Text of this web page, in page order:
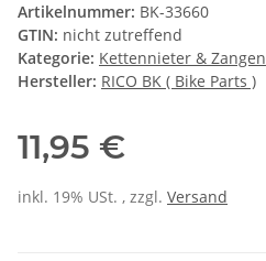
Artikelnummer: BK-33660
GTIN: nicht zutreffend
Kategorie: Kettennieter & Zangen
Hersteller: RICO BK ( Bike Parts )
11,95 €
inkl. 19% USt. , zzgl. Versand